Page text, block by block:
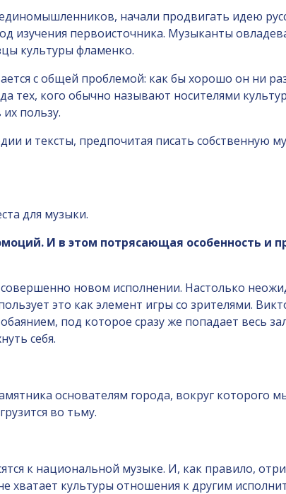
начали продвигать идею
изучения первоисточника. Музыканты
культуры фламенко.
с общей проблемой: как бы хорошо он ни
тех, кого обычно называют носителями
пользу.
и тексты, предпочитая писать собственную
для музыки.
И в этом потрясающая особенность и
новом исполнении. Настолько
это как элемент игры со зрителями.
под которое сразу же попадает весь
себя.
основателям города, вокруг которого
во тьму.
к национальной музыке. И, как правило,
культуры отношения к другим